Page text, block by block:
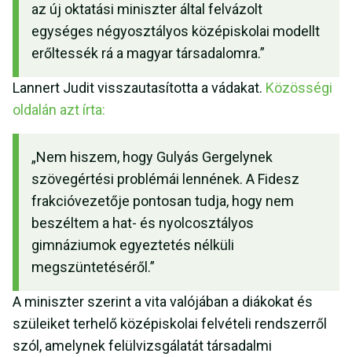
az új oktatási miniszter által felvázolt
egységes négyosztályos középiskolai modellt
erőltessék rá a magyar társadalomra.”
Lannert Judit visszautasította a vádakat. Közösségi
oldalán azt írta:
„Nem hiszem, hogy Gulyás Gergelynek
szövegértési problémái lennének. A Fidesz
frakcióvezetője pontosan tudja, hogy nem
beszéltem a hat- és nyolcosztályos
gimnáziumok egyeztetés nélküli
megszüntetéséről.”
A miniszter szerint a vita valójában a diákokat és
szüleiket terhelő középiskolai felvételi rendszerről
szól, amelynek felülvizsgálatát társadalmi